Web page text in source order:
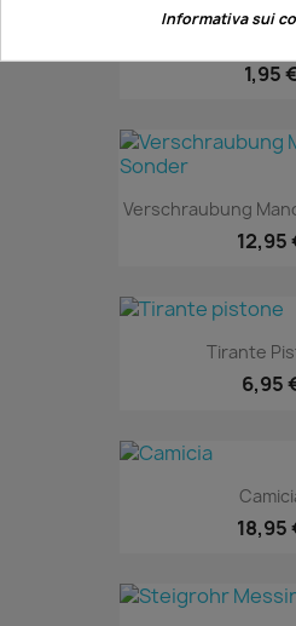
1,95
Verschraubung
12,95
Tirante
6,95
18,95
Informativa sui